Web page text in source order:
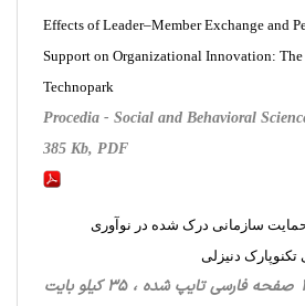
Effects of Leader–Member Exchange and
Support on Organizational Innovation:
Technopark
Procedia - Social and Behavioral
385 Kb, PDF
سازمانی درک شده در نوآوری
دنیزلی
، مدیریت تکنولوژی، 12 صفحه فارسی تایپ شده ، 35 کیلو بایت